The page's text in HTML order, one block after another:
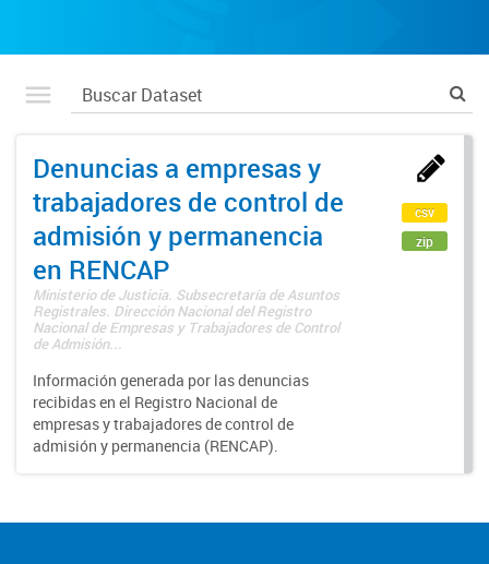
Denuncias a empresas y
trabajadores de control de
admisión y permanencia
en RENCAP
Ministerio de Justicia. Subsecretaría de Asuntos
Registrales. Dirección Nacional del Registro
Nacional de Empresas y Trabajadores de Control
de Admisión...
Información generada por las denuncias
recibidas en el Registro Nacional de
empresas y trabajadores de control de
admisión y permanencia (RENCAP).
csv
zip